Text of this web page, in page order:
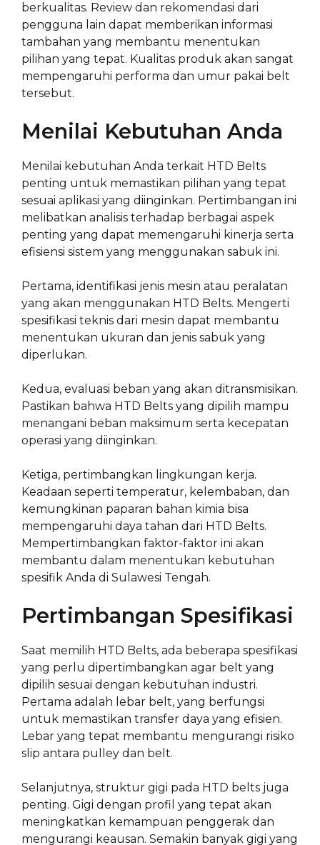
berkualitas. Review dan rekomendasi dari
pengguna lain dapat memberikan informasi
tambahan yang membantu menentukan
pilihan yang tepat. Kualitas produk akan sangat
mempengaruhi performa dan umur pakai belt
tersebut.
Menilai Kebutuhan Anda
Menilai kebutuhan Anda terkait HTD Belts
penting untuk memastikan pilihan yang tepat
sesuai aplikasi yang diinginkan. Pertimbangan ini
melibatkan analisis terhadap berbagai aspek
penting yang dapat memengaruhi kinerja serta
efisiensi sistem yang menggunakan sabuk ini.
Pertama, identifikasi jenis mesin atau peralatan
yang akan menggunakan HTD Belts. Mengerti
spesifikasi teknis dari mesin dapat membantu
menentukan ukuran dan jenis sabuk yang
diperlukan.
Kedua, evaluasi beban yang akan ditransmisikan.
Pastikan bahwa HTD Belts yang dipilih mampu
menangani beban maksimum serta kecepatan
operasi yang diinginkan.
Ketiga, pertimbangkan lingkungan kerja.
Keadaan seperti temperatur, kelembaban, dan
kemungkinan paparan bahan kimia bisa
mempengaruhi daya tahan dari HTD Belts.
Mempertimbangkan faktor-faktor ini akan
membantu dalam menentukan kebutuhan
spesifik Anda di Sulawesi Tengah.
Pertimbangan Spesifikasi
Saat memilih HTD Belts, ada beberapa spesifikasi
yang perlu dipertimbangkan agar belt yang
dipilih sesuai dengan kebutuhan industri.
Pertama adalah lebar belt, yang berfungsi
untuk memastikan transfer daya yang efisien.
Lebar yang tepat membantu mengurangi risiko
slip antara pulley dan belt.
Selanjutnya, struktur gigi pada HTD belts juga
penting. Gigi dengan profil yang tepat akan
meningkatkan kemampuan penggerak dan
mengurangi keausan. Semakin banyak gigi yang